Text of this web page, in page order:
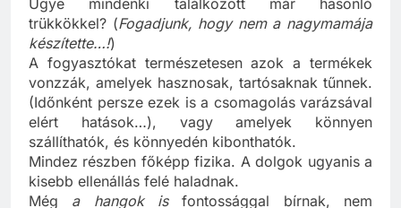
Ugye mindenki találkozott már hasonló
trükkökkel? (
készítette…!)
A fogyasztókat természetesen azok a termékek
vonzzák, amelyek hasznosak, tartósaknak tűnnek.
(Időnként persze ezek is a csomagolás varázsával
elért hatások…), vagy amelyek könnyen
szállíthatók, és könnyedén kibonthatók.
Mindez részben főképp fizika. A dolgok ugyanis a
kisebb ellenállás felé haladnak.